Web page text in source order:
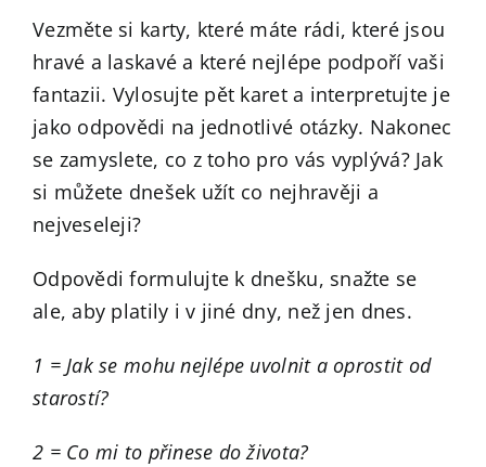
Vezměte si karty, které máte rádi, které jsou
hravé a laskavé a které nejlépe podpoří vaši
fantazii. Vylosujte pět karet a interpretujte je
jako odpovědi na jednotlivé otázky. Nakonec
se zamyslete, co z toho pro vás vyplývá? Jak
si můžete dnešek užít co nejhravěji a
nejveseleji?
Odpovědi formulujte k dnešku, snažte se
ale, aby platily i v jiné dny, než jen dnes.
1 = Jak se mohu nejlépe uvolnit a oprostit od
starostí?
2 = Co mi to přinese do života?